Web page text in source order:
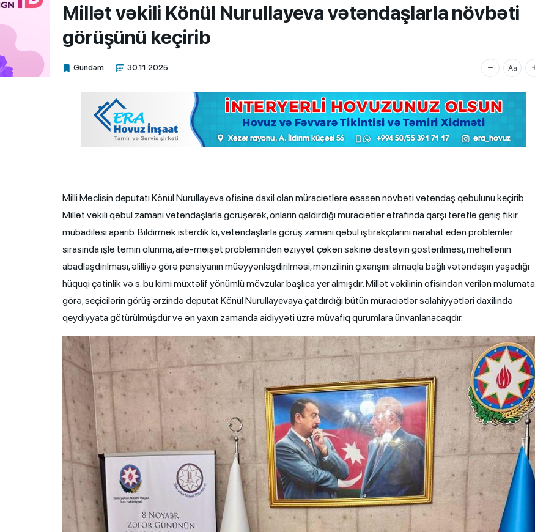
Millət vəkili Könül Nurullayeva vətəndaşlarla növbəti
görüşünü keçirib
Gündəm 30.11.2025
Xalq.Online
Milli Məclisin deputatı Könül Nurullayeva ofisinə daxil olan müraciətlərə əsasən növbəti vətəndaş qəbulunu keçirib.
Millət vəkili qəbul zamanı vətəndaşlarla görüşərək, onların qaldırdığı müraciətlər ətrafında qarşı tərəflə geniş fikir
mübadiləsi aparıb. Bildirmək istərdik ki, vətəndaşlarla görüş zamanı qəbul iştirakçılarını narahat edən problemlər
sırasında işlə təmin olunma, ailə-məişət problemindən əziyyət çəkən sakinə dəstəyin göstərilməsi, məhəllənin
abadlaşdırılması, əlilliyə görə pensiyanın müəyyənləşdirilməsi, mənzilinin çıxarışını almaqla bağlı vətəndaşın yaşadığı
hüquqi çətinlik və s. bu kimi müxtəlif yönümlü mövzular başlıca yer almışdır. Millət vəkilinin ofisindən verilən məlumata
görə, seçicilərin görüş ərzində deputat Könül Nurullayevaya çatdırdığı bütün müraciətlər səlahiyyətləri daxilində
qeydiyyata götürülmüşdür və ən yaxın zamanda aidiyyəti üzrə müvafiq qurumlara ünvanlanacaqdır.